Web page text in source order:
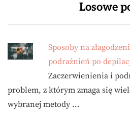
Losowe
Sposoby na
podrażnień po
Zaczerwienienia i
problem, z którym zmaga się
wybranej metody …